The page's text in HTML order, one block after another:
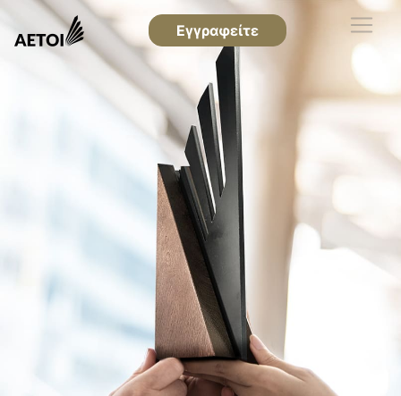
Εγγραφείτε